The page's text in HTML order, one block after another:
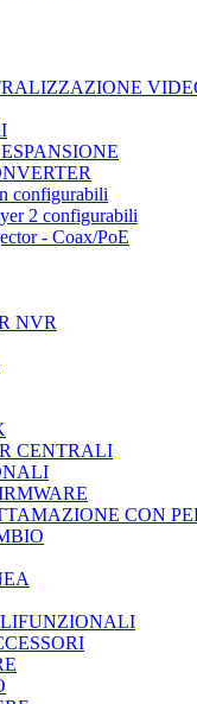
configurabili
2 configurabili
- Coax/PoE
NVR
CENTRALI
CON